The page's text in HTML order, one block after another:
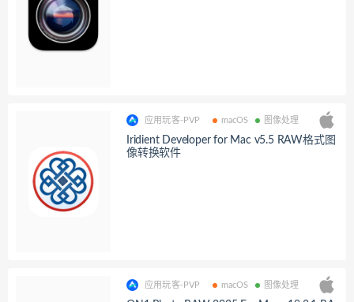
应用玩客-PVP macOS 图像处理
Iridient Developer for Mac v5.5 RAW格式图
像转换软件
应用玩客-PVP macOS 图像处理